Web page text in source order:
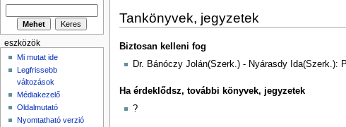
Tankönyvek, jegyzetek
Biztosan kelleni fog
Dr. Bánóczy Jolán(Szerk.) - Nyárasdy Ida(Szerk.):
Ha érdeklődsz, további könyvek, jegyzetek
?
eszközök
Mi mutat ide
Legfrissebb
változások
Médiakezelő
Oldalmutató
Nyomtatható verzió